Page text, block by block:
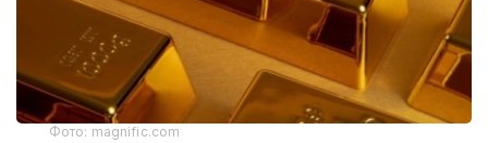
Фото: magnific.com